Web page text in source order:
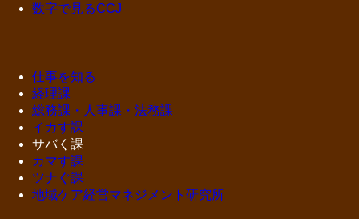
数字で見るCCJ
仕事を知る
経理課
総務課・人事課・法務課
イカす課
サバく課
カマす課
ツナぐ課
地域ケア経営マネジメント研究所